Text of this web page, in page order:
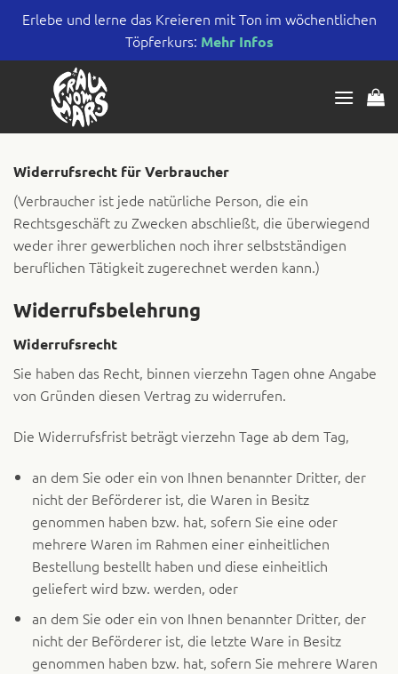
Erlebe und lerne das Kreieren mit Ton im wöchentlichen
Töpferkurs: Mehr Infos
springen
Widerrufsrecht für Verbraucher
(Verbraucher ist jede natürliche Person, die ein
Rechtsgeschäft zu Zwecken abschließt, die überwiegend
weder ihrer gewerblichen noch ihrer selbstständigen
beruflichen Tätigkeit zugerechnet werden kann.)
Widerrufsbelehrung
Widerrufsrecht
Sie haben das Recht, binnen vierzehn Tagen ohne Angabe
von Gründen diesen Vertrag zu widerrufen.
Die Widerrufsfrist beträgt vierzehn Tage ab dem Tag,
an dem Sie oder ein von Ihnen benannter Dritter, der
nicht der Beförderer ist, die Waren in Besitz
genommen haben bzw. hat, sofern Sie eine oder
mehrere Waren im Rahmen einer einheitlichen
Bestellung bestellt haben und diese einheitlich
geliefert wird bzw. werden, oder
an dem Sie oder ein von Ihnen benannter Dritter, der
nicht der Beförderer ist, die letzte Ware in Besitz
genommen haben bzw. hat, sofern Sie mehrere Waren